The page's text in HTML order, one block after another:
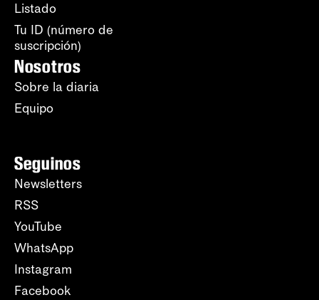
Listado
Tu ID (número de
suscripción)
Nosotros
Sobre la diaria
Equipo
Seguinos
Newsletters
RSS
YouTube
WhatsApp
Instagram
Facebook